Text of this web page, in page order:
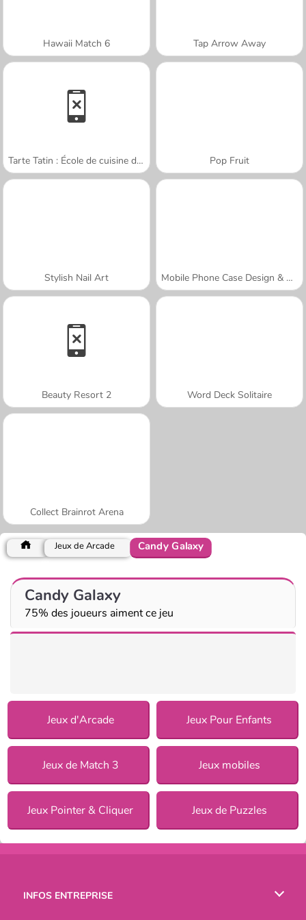
Hawaii Match 6 Tap Arrow Away
Tarte Tatin : École de cuisine de Sara Pop Fruit
Stylish Nail Art Mobile Phone Case Design & DIY
Beauty Resort 2 Word Deck Solitaire
Collect Brainrot Arena
Jeux de Arcade Candy Galaxy
Candy Galaxy
75% des joueurs aiment ce jeu
Jeux d'Arcade Jeux Pour Enfants
Jeux de Match 3 Jeux mobiles
Jeux Pointer & Cliquer Jeux de Puzzles
INFOS ENTREPRISE